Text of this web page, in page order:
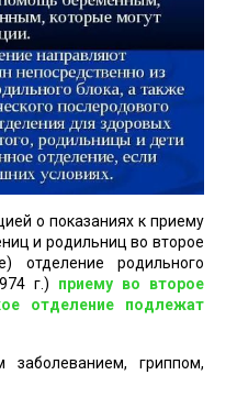
о показаниях к приему
и родильниц во второе
отделение родильного
г.) приему во второе
отделение подлежат
заболеванием, гриппом,